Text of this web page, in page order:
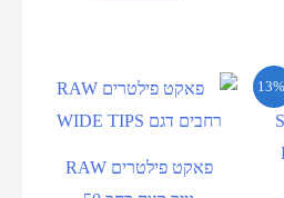
פאקט פילטרים RAW